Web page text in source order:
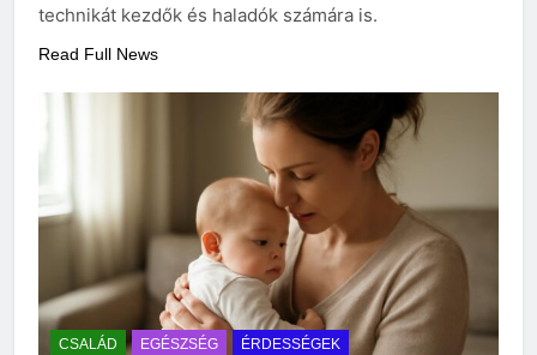
technikát kezdők és haladók számára is.
Read Full News
CSALÁD EGÉSZSÉG ÉRDESSÉGEK